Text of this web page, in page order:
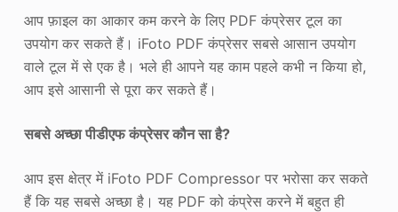
आप फ़ाइल का आकार कम करने के लिए PDF कंप्रेसर टूल का
उपयोग कर सकते हैं। iFoto PDF कंप्रेसर सबसे आसान उपयोग
वाले टूल में से एक है। भले ही आपने यह काम पहले कभी न किया हो,
आप इसे आसानी से पूरा कर सकते हैं।
सबसे अच्छा पीडीएफ कंप्रेसर कौन सा है?
आप इस क्षेत्र में iFoto PDF Compressor पर भरोसा कर सकते
हैं कि यह सबसे अच्छा है। यह PDF को कंप्रेस करने में बहुत ही